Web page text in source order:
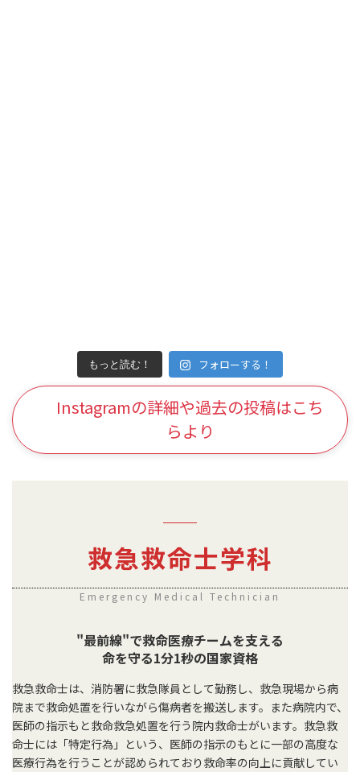
もっと読む！ フォローする！
Instagramの詳細や過去の投稿はこち
らより
救急救命士学科
Emergency Medical Technician
"最前線"で救命医療チームを支える
命を守る1分1秒の国家資格
救急救命士は、消防署に救急隊員として勤務し、救急現場から病
院まで救命処置を行いながら傷病者を搬送します。また病院内で、
医師の指示もと救命救急処置を行う院内救命士がいます。救急救
命士には「特定行為」という、医師の指示のもとに一部の高度な
医療行為を行うことが認められており救命率の向上に貢献してい